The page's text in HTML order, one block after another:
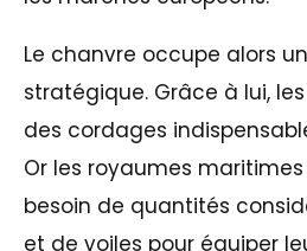
Le chanvre occupe alors
stratégique. Grâce à lui,
des cordages
Or les royaumes
besoin de quantités
et de voiles pour équiper